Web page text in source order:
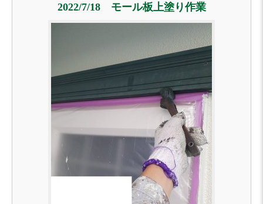
2022/7/18 モール板上塗り作業